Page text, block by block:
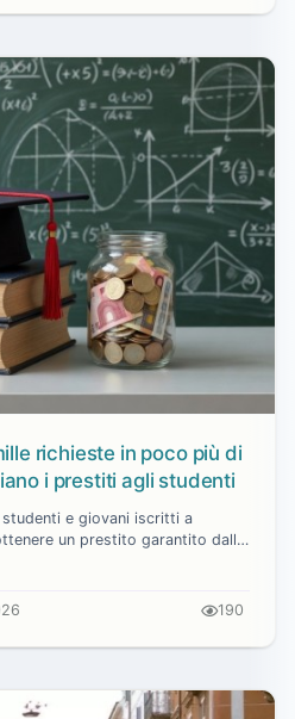
richieste in poco più di
i prestiti agli studenti
e giovani iscritti a
un prestito garantito dallo
190